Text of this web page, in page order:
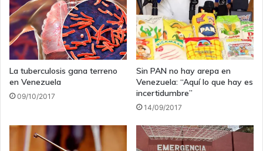
La tuberculosis gana terreno
en Venezuela
09/10/2017
Sin PAN no hay arepa en
Venezuela: “Aquí lo que hay es
incertidumbre”
14/09/2017